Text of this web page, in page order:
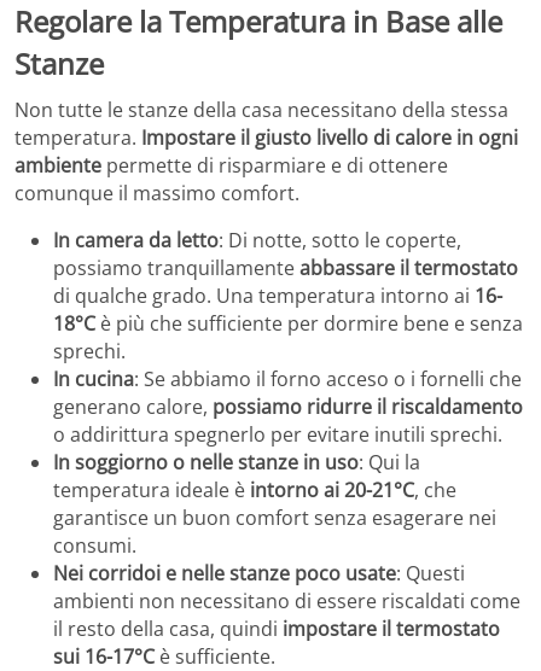
Regolare la Temperatura in Base alle
Stanze
Non tutte le stanze della casa necessitano della stessa
temperatura. Impostare il giusto livello di calore in ogni
ambiente permette di risparmiare e di ottenere
comunque il massimo comfort.
In camera da letto: Di notte, sotto le coperte,
possiamo tranquillamenteabbassare il termostato
di qualche grado. Una temperatura intorno ai 16-
18°Cè più che sufficiente per dormire bene e senza
sprechi.
In cucina: Se abbiamo il forno acceso o i fornelli che
generano calore, possiamo ridurre il riscaldamento
o addirittura spegnerlo per evitare inutili sprechi.
In soggiorno o nelle stanze in uso: Qui la
temperatura ideale è intorno ai 20-21°C, che
garantisce un buon comfort senza esagerare nei
consumi.
Nei corridoi e nelle stanze poco usate: Questi
ambienti non necessitano di essere riscaldati come
il resto della casa, quindi impostare il termostato
sui 16-17°Cè sufficiente.